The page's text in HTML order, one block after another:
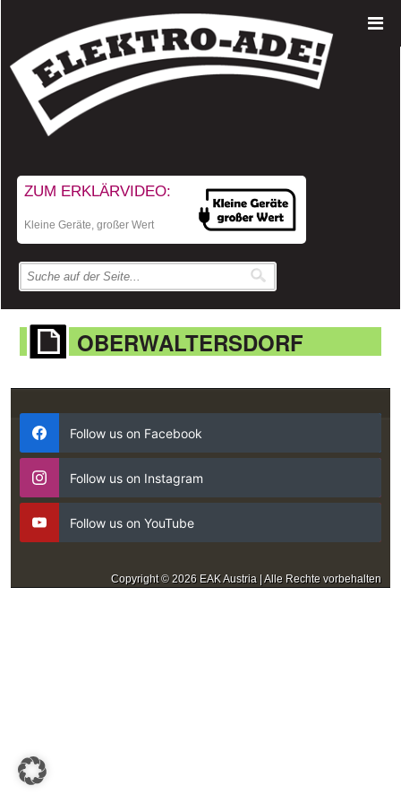
ZUM ERKLÄRVIDEO:
Kleine Geräte, großer Wert
OBERWALTERSDORF
Follow us on Facebook
Follow us on Instagram
Follow us on YouTube
Copyright © 2026 EAK Austria | Alle Rechte vorbehalten